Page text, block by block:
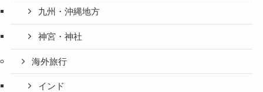
九州・沖縄地方
神宮・神社
海外旅行
インド